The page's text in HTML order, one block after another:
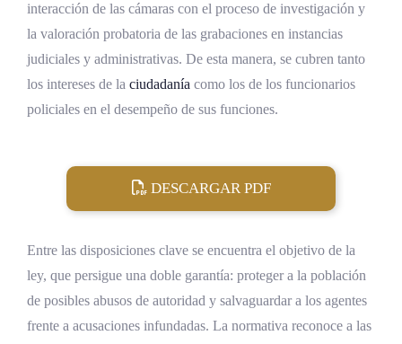
¿Qué autoriza la Ley 10870?
¿Cuál es la doble garantía que persigue la
ley?
¿Qué diferencia una bodycam de una
¿En qué casos pueden los oficiales activar las
cámaras?
¿Cuánto tiempo se conservan las
¿Qué pasa si un oficial altera, difunde o
interacción de las cámaras con el proceso de investigación y
la valoración probatoria de las grabaciones en instancias
judiciales y administrativas. De esta manera, se cubren tanto
los intereses de la ciudadanía como los de los funcionarios
policiales en el desempeño de sus funciones.
DESCARGAR PDF
Entre las disposiciones clave se encuentra el objetivo de la
ley, que persigue una doble garantía: proteger a la población
de posibles abusos de autoridad y salvaguardar a los agentes
frente a acusaciones infundadas. La normativa reconoce a las